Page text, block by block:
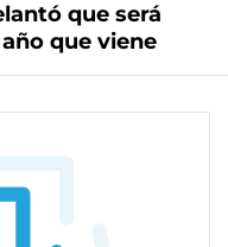
que será
que viene